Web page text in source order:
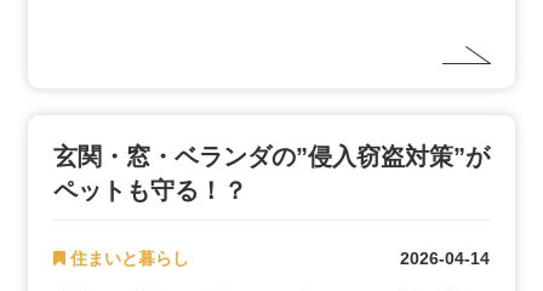
玄関・窓・ベランダの”侵入窃盗対策”が
ペットも守る！？
住まいと暮らし 2026-04-14